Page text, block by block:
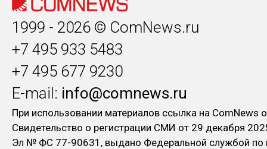
1999 - 2026 © ComNews.ru
+7 495 933 5483
+7 495 677 9230
E-mail: info@comnews.ru
При использовании материалов ссылка на ComNews
Свидетельство о регистрации СМИ от 29 декабря
Эл № ФC 77-90631, выдано Федеральной службой по